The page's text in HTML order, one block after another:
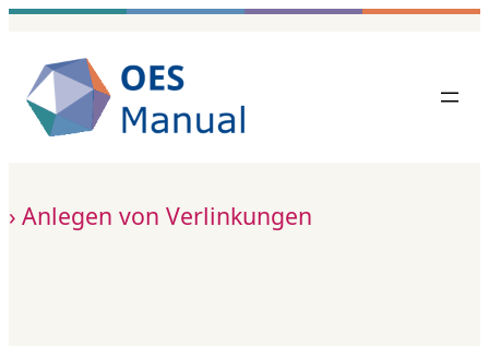
Zum
springen
Anlegen von Verlinkungen